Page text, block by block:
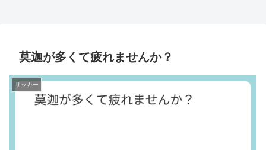
莫迦が多くて疲れませんか？
サッカー